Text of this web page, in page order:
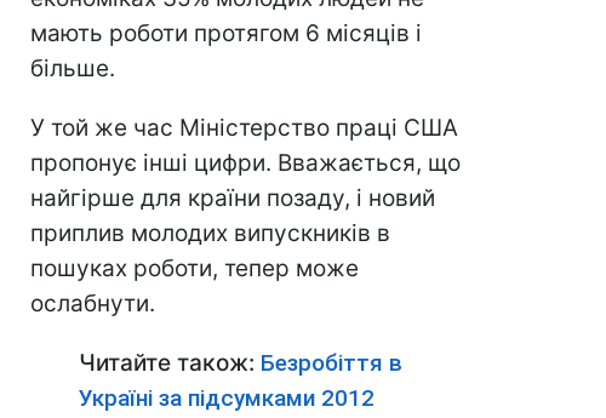
мають роботи протягом 6 місяців і
більше.
У той же час Міністерство праці США
пропонує інші цифри. Вважається, що
найгірше для країни позаду, і новий
приплив молодих випускників в
пошуках роботи, тепер може
ослабнути.
Читайте також: Безробіття в
Україні за підсумками 2012